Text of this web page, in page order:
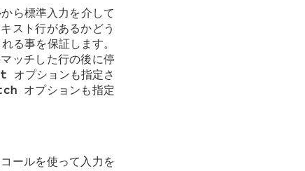
ら標準入力を介して
スト行があるかどう
る事を保証します。
ッチした行の後に停
オプションも指定さ
オプションも指定
ールを使って入力を